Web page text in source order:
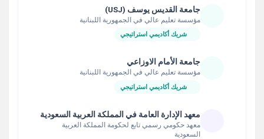
جامعة القديس يوسف (USJ)
مؤسسة تعليم عالي في الجمهورية اللبنانية
شريك أكاديمي استراتيجي
جامعة الأمام الاوزاعي
مؤسسة تعليم عالي في الجمهورية اللبنانية
شريك أكاديمي استراتيجي
معهد الإدارة العامة في المملكة العربية السعودية
معهد حكومي رسمي تابع لحكومة المملكة العربية
السعودية